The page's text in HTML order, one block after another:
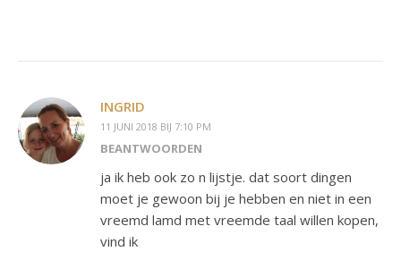
INGRID
11 JUNI 2018 BIJ 7:10 PM
BEANTWOORDEN
ja ik heb ook zo n lijstje. dat soort dingen
moet je gewoon bij je hebben en niet in een
vreemd lamd met vreemde taal willen kopen,
vind ik